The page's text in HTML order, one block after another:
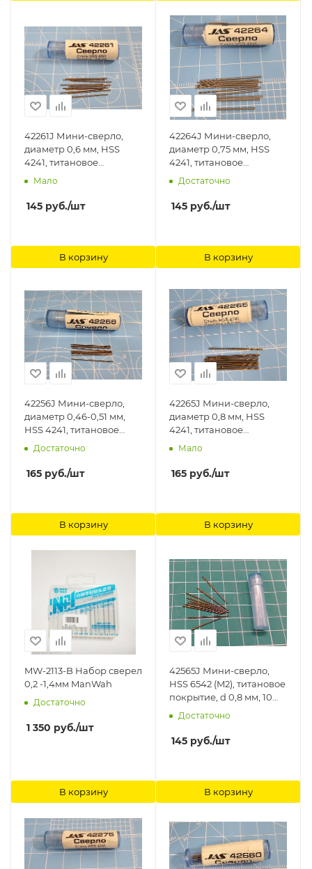
42261J Мини-сверло,
диаметр 0,6 мм, HSS
4241, титановое
покрытие, 10 шт./уп. Jas
Мало
145 руб./шт
В корзину
42264J Мини-сверло,
диаметр 0,75 мм, HSS
4241, титановое
покрытие, 10 шт./уп. Jas
Достаточно
145 руб./шт
В корзину
42256J Мини-сверло,
диаметр 0,46-0,51 мм,
HSS 4241, титановое
покрытие, 10 шт./уп. Jas
Достаточно
165 руб./шт
В корзину
42265J Мини-сверло,
диаметр 0,8 мм, HSS
4241, титановое
покрытие, 10 шт./уп. Jas
Мало
165 руб./шт
В корзину
MW-2113-B Набор сверел
0,2 -1,4мм ManWah
Достаточно
1 350 руб./шт
В корзину
42565J Мини-сверло,
HSS 6542 (M2), титановое
покрытие, d 0,8 мм, 10
шт. Jas
Достаточно
145 руб./шт
В корзину